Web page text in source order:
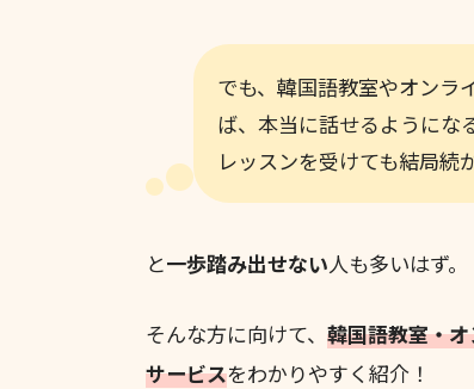
でも、韓国語教室やオンラ
ば、本当に話せるようにな
レッスンを受けても結局
と一歩踏み出せない人も多いはず。
そんな方に向けて、 韓国語教室・
サービスをわかりやすく紹介！